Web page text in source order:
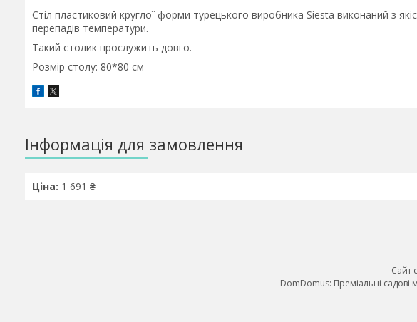
Стіл пластиковий круглої форми турецького виробника Siesta виконаний з
перепадів температури.
Такий столик прослужить довго.
Розмір столу: 80*80 см
Інформація для замовлення
Ціна: 1 691 ₴
Сайт